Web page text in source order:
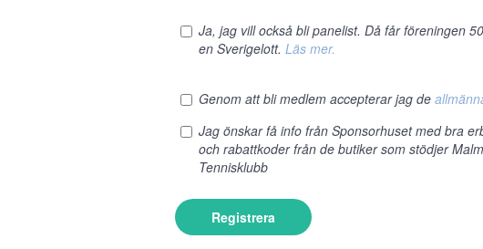
Ja, jag vill också bli panelist. Då får föreningen
en Sverigelott. Läs mer.
Genom att bli medlem accepterar jag de
Jag önskar få info från Sponsorhuset med bra
och rabattkoder från de butiker som stödjer
Tennisklubb
Registrera